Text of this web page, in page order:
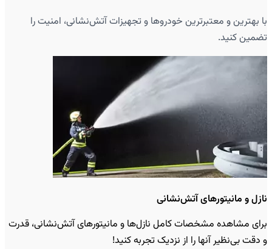
با بهترین و معتبرترین خودروها و تجهیزات آتش‌نشانی، امنیت را
تضمین کنید.
نازل و مانیتورهای آتش‌نشانی
برای مشاهده مشخصات کامل نازل‌ها و مانیتورهای آتش‌نشانی، قدرت
و دقت بی‌نظیر آنها را از نزدیک تجربه کنید!